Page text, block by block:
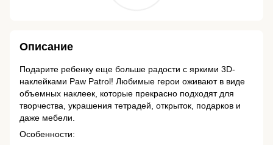
Описание
Подарите ребенку еще больше радости с яркими 3D-
наклейками Paw Patrol! Любимые герои оживают в виде
объемных наклеек, которые прекрасно подходят для
творчества, украшения тетрадей, открыток, подарков и
даже мебели.
Особенности: